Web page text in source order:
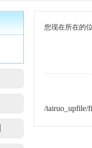
您现在所在的
/tairuo_upfile/